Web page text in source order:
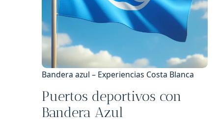
Bandera azul – Experiencias Costa Blanca
Puertos deportivos con
Bandera Azul